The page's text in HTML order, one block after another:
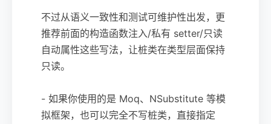
不过从语义一致性和测试可维护性出发，更
推荐前面的构造函数注入/私有 setter/只读
自动属性这些写法，让桩类在类型层面保持
只读。
- 如果你使用的是 Moq、NSubstitute 等模
拟框架，也可以完全不写桩类，直接指定